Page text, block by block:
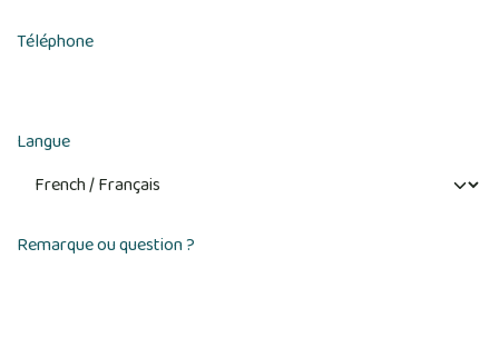
Téléphone
Langue
Remarque ou question ?